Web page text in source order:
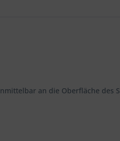
an die Oberfläche des